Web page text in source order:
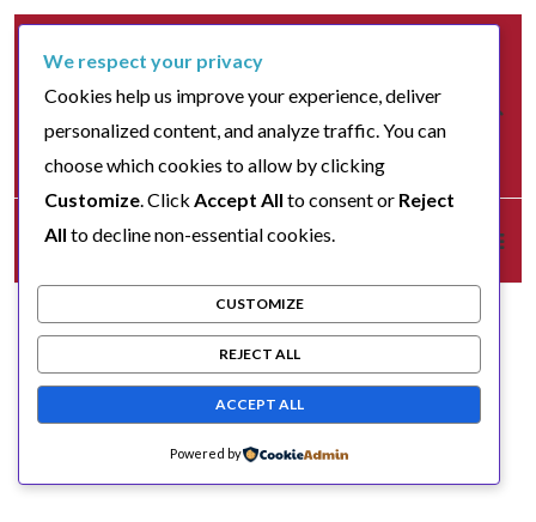
We respect your privacy
Cookies help us improve your experience, deliver
personalized content, and analyze traffic. You can
choose which cookies to allow by clicking
Customize. Click Accept All to consent or Reject
All to decline non-essential cookies.
CUSTOMIZE
REJECT ALL
ACCEPT ALL
Powered by